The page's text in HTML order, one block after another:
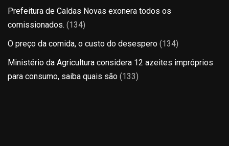
Prefeitura de Caldas Novas exonera todos os
comissionados. (134)
O preço da comida, o custo do desespero (134)
Ministério da Agricultura considera 12 azeites impróprios
para consumo, saiba quais são (133)